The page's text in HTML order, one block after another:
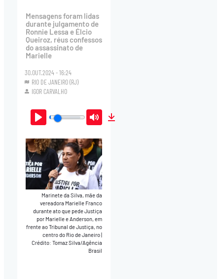
Mensagens foram lidas
durante julgamento de
Ronnie Lessa e Élcio
Queiroz, réus confessos
do assassinato de
Marielle
30.OUT.2024 - 16:24
RIO DE JANEIRO (RJ)
IGOR CARVALHO
Play Mute
Marinete da Silva, mãe da
vereadora Marielle Franco
durante ato que pede Justiça
por Marielle e Anderson, em
frente ao Tribunal de Justiça, no
centro do Rio de Janeiro
Crédito: Tomaz Silva/Agência
Brasil